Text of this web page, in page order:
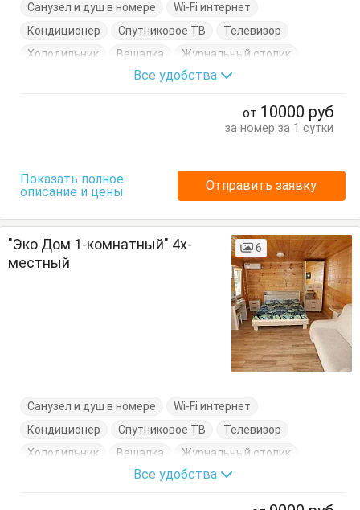
Санузел и душ в номере
Wi-Fi интернет
Кондиционер
Спутниковое ТВ
Телевизор
Холодильник
Вешалка
Журнальный столик
Кровати двуспальные
Кровати односпальные
Все удобства
от 10000 руб
за номер за 1 сутки
Показать полное
описание и цены
Отправить заявку
"Эко Дом 1-комнатный" 4х-
местный
6
Санузел и душ в номере
Wi-Fi интернет
Кондиционер
Спутниковое ТВ
Телевизор
Холодильник
Вешалка
Журнальный столик
Кровати двуспальные
Кровати односпальные
Все удобства